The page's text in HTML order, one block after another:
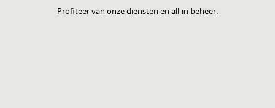
Profiteer van onze diensten en all-in beheer.